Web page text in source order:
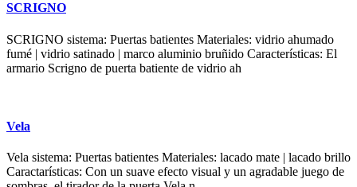
SCRIGNO
SCRIGNO sistema: Puertas batientes Materiales: vidrio ahumado
fumé | vidrio satinado | marco aluminio bruñido Características: El
armario Scrigno de puerta batiente de vidrio ah
Vela
Vela sistema: Puertas batientes Materiales: lacado mate | lacado brillo
Caractarísticas: Con un suave efecto visual y un agradable juego de